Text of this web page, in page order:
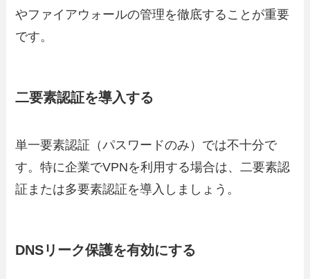
やファイアウォールの管理を徹底することが重要
です。
二要素認証を導入する
単一要素認証（パスワードのみ）では不十分で
す。特に企業でVPNを利用する場合は、二要素認
証または多要素認証を導入しましょう。
DNSリーク保護を有効にする